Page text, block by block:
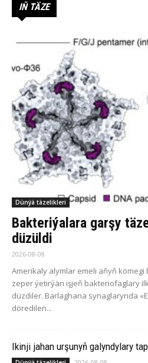
IŇ TÄZE
Dünýä täzelikleri
Bakteriýalara garşy
düzüldi
2026-08-08
Amerikaly alymlar emeli aňyň
zeper ýetirýän işjeň bakteriofaglary
düzdiler. Barlaghana synaglarynda
döredilen...
Ikinji jahan urşunyň galyndylary